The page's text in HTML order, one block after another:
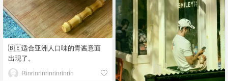
🇧🇪适合亚洲人口味的青酱意面
出现了。
Rinrinrinrinrinrinrin